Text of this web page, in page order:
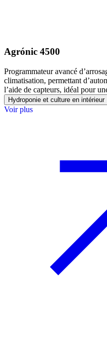
Agrónic 4500
Programmateur avancé
climatisation, permettant
l’aide de capteurs, idéal pour
Hydroponie et culture en intérieur
Voir plus